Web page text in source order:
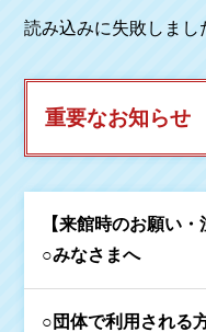
読み込みに失敗しまし
重要なお知らせ
【来館時のお願い・
○みなさまへ
○団体で利用される